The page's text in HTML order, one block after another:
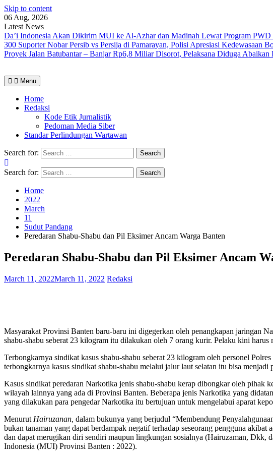
Skip to content
06 Aug, 2026
Latest News
Da’i Indonesia Akan Dikirim MUI ke Al-Azhar dan Madinah Lewat Program PWD
300 Suporter Nobar Persib vs Persija di Pamarayan, Polisi Apresiasi Kedewasaan
Proyek Jalan Batubantar – Banjar Rp6,8 Miliar Disorot, Pelaksana Diduga Abaikan
Menu
Home
Redaksi
Kode Etik Jurnalistik
Pedoman Media Siber
Standar Perlindungan Wartawan
Search for:
Search for:
Home
2022
March
11
Sudut Pandang
Peredaran Shabu-Shabu dan Pil Eksimer Ancam Warga Banten
Peredaran Shabu-Shabu dan Pil Eksimer Ancam
March 11, 2022March 11, 2022 Redaksi
Masyarakat Provinsi Banten baru-baru ini digegerkan oleh penangkapan jaringan
shabu-shabu seberat 23 kilogram itu dilakukan oleh 7 orang kurir. Pelaku kini
Terbongkarnya sindikat kasus shabu-shabu seberat 23 kilogram oleh personel
terbongkarnya kasus sindikat shabu-shabu melalui jalur laut selatan itu bisa
Kasus sindikat peredaran Narkotika jenis shabu-shabu kerap dibongkar oleh pihak
wilayah lainnya yang ada di Provinsi Banten. Beberapa jenis Narkotika yang
yang dilakukan para pengedar Narkotika itu bertujuan untuk mengelabui aparat
Menurut Hairuzanan, dalam bukunya yang berjudul “Membendung
bukan tanaman yang dapat berdampak negatif terhadap seseorang pengguna
dan dapat merugikan diri sendiri maupun lingkungan sosialnya (Hairuzaman,
Indonesia (MUI) Provinsi Banten : 2022).